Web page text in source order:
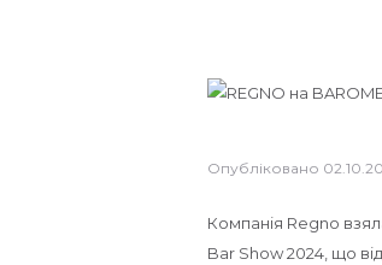
Опубліковано
Компанія Regno
Bar Show 2024, що